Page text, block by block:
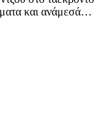
και ανάμεσά…